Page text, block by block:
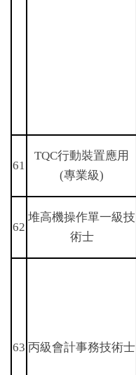
61
TQC行動裝置應用
(專業級)
62
堆高機操作單一級技
術士
63 丙級會計事務技術士